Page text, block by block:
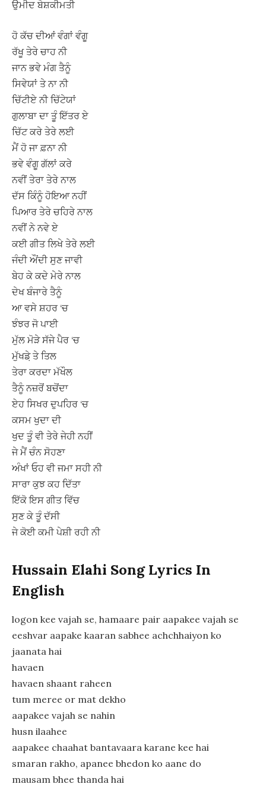
ਉਮੀਦ ਬੇਸ਼ਕੀਮਤੀ
ਹੋ ਕੱਚ ਦੀਆਂ ਵੰਗਾਂ ਵੰਗੂ
ਰੱਖੂ ਤੇਰੇ ਚਾਹ ਨੀ
ਜਾਨ ਭਵੇ ਮੰਗ ਤੈਨੂੰ
ਸਿਵੇਯਾਂ ਤੇ ਨਾ ਨੀ
ਚਿੱਟੀਏ ਨੀ ਚਿੱਟੇਯਾਂ
ਗੁਲਾਬਾ ਦਾ ਤੂੰ ਇੱਤਰ ਏ
ਚਿੱਟ ਕਰੇ ਤੇਰੇ ਲਈ
ਮੈਂ ਹੋ ਜਾ ਫ਼ਨਾ ਨੀ
ਭਵੇ ਵੰਗੂ ਗੱਲਾਂ ਕਰੇ
ਨਵੀਂ ਤੇਰਾ ਤੇਰੇ ਨਾਲ
ਦੱਸ ਕਿੰਨੂੰ ਹੋਇਆ ਨਹੀਂ
ਪਿਆਰ ਤੇਰੇ ਚਹਿਰੇ ਨਾਲ
ਨਵੀਂ ਨੇ ਨਵੇ ਏ
ਕਈ ਗੀਤ ਲਿਖੇ ਤੇਰੇ ਲਈ
ਜੰਦੀ ਔਂਦੀ ਸੁਣ ਜਾਵੀ
ਬੇਹ ਕੇ ਕਦੇ ਮੇਰੇ ਨਾਲ
ਦੇਖ ਬੰਜਾਰੇ ਤੈਨੂੰ
ਆ ਵਸੇ ਸ਼ਹਰ ‘ਚ
ਝੰਝਰ ਜੋ ਪਾਈ
ਮੁੱਲ ਮੋੜੇ ਸੱਜੇ ਪੈਰ ‘ਚ
ਮੁੱਖਡ਼ੇ ਤੇ ਤਿਲ
ਤੇਰਾ ਕਰਦਾ ਮੱਖੌਲ
ਤੈਨੂੰ ਨਜ਼ਰੋਂ ਬਚੋਂਦਾ
ਏਹ ਸਿਖਰ ਦੁਪਹਿਰ ‘ਚ
ਕਸਮ ਖੁਦਾ ਦੀ
ਖੁਦ ਤੂੰ ਵੀ ਤੇਰੇ ਜੇਹੀ ਨਹੀਂ
ਜੇ ਮੈਂ ਚੰਨ ਸੋਹਣਾ
ਅੰਖਾਂ ਓਹ ਵੀ ਜਮਾ ਸਹੀ ਨੀ
ਸਾਰਾ ਕੁਝ ਕਹ ਦਿੱਤਾ
ਇੱਕੋ ਇਸ ਗੀਤ ਵਿੱਚ
ਸੁਣ ਕੇ ਤੂੰ ਦੱਸੀ
ਜੇ ਕੋਈ ਕਮੀ ਪੇਸ਼ੀ ਰਹੀ ਨੀ
Hussain Elahi Song Lyrics In
English
logon kee vajah se, hamaare pair aapakee vajah se
eeshvar aapake kaaran sabhee achchhaiyon ko
jaanata hai
havaen
havaen shaant raheen
tum meree or mat dekho
aapakee vajah se nahin
husn ilaahee
aapakee chaahat bantavaara karane kee hai
smaran rakho, apanee bhedon ko aane do
mausam bhee thanda hai